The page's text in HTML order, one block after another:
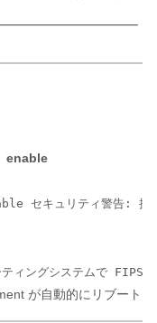
enable
セキュリティ警告:
ィングシステムで FIPS
が自動的にリブート